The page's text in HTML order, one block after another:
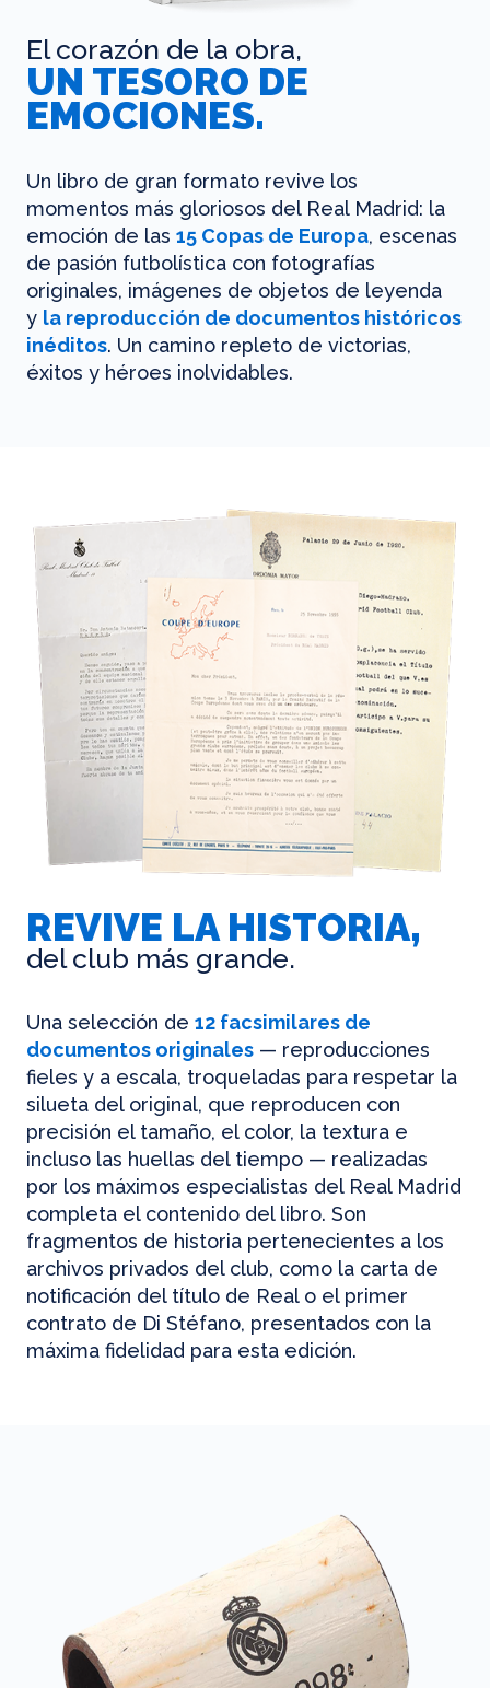
El corazón de la obra,
UN TESORO DE
EMOCIONES.
Un libro de gran formato revive los
momentos más gloriosos del Real Madrid: la
emoción de las 15 Copas de Europa, escenas
de pasión futbolística con fotografías
originales, imágenes de objetos de leyenda
y la reproducción de documentos históricos
inéditos. Un camino repleto de victorias,
éxitos y héroes inolvidables.
REVIVE LA HISTORIA,
del club más grande.
Una selección de 12 facsimilares de
documentos originales — reproducciones
fieles y a escala, troqueladas para respetar la
silueta del original, que reproducen con
precisión el tamaño, el color, la textura e
incluso las huellas del tiempo — realizadas
por los máximos especialistas del Real Madrid
completa el contenido del libro. Son
fragmentos de historia pertenecientes a los
archivos privados del club, como la carta de
notificación del título de Real o el primer
contrato de Di Stéfano, presentados con la
máxima fidelidad para esta edición.